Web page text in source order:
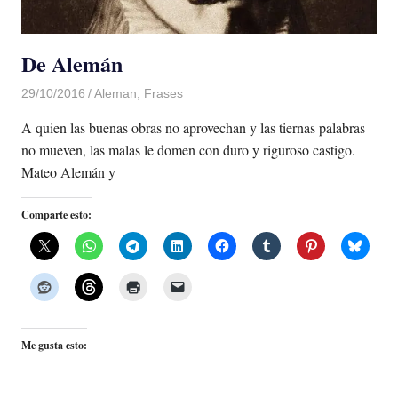
De Alemán
29/10/2016 Luis Castellanos
Aleman, Frases
A quien las buenas obras no aprovechan y las tiernas palabras
no mueven, las malas le domen con duro y riguroso castigo.
Mateo Alemán y
Comparte esto:
Me gusta esto: